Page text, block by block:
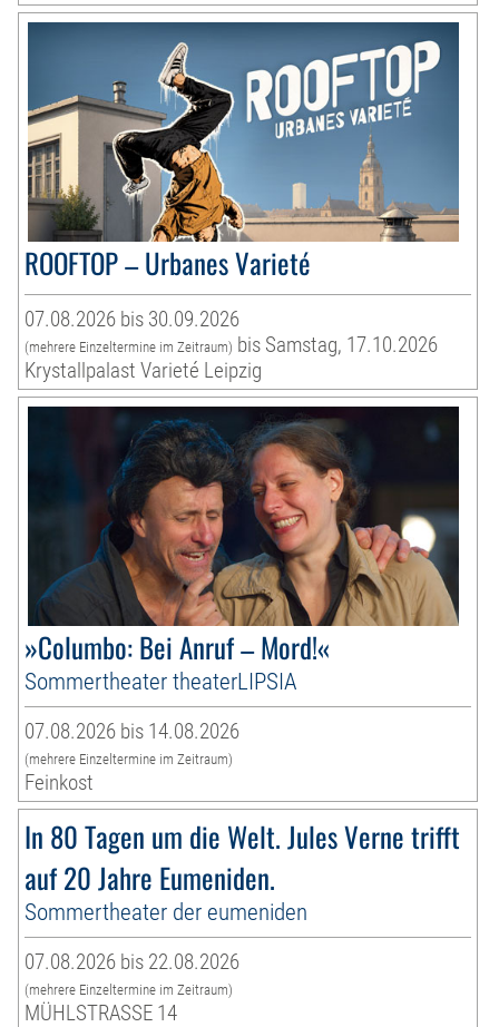
ROOFTOP – Urbanes Varieté
07.08.2026 bis 30.09.2026
(mehrere Einzeltermine im Zeitraum) bis Samstag, 17.10.2026
Krystallpalast Varieté Leipzig
»Columbo: Bei Anruf – Mord!«
Sommertheater theaterLIPSIA
07.08.2026 bis 14.08.2026
(mehrere Einzeltermine im Zeitraum)
Feinkost
In 80 Tagen um die Welt. Jules Verne trifft
auf 20 Jahre Eumeniden.
Sommertheater der eumeniden
07.08.2026 bis 22.08.2026
(mehrere Einzeltermine im Zeitraum)
MÜHLSTRASSE 14